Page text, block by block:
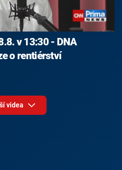
v 13:30 - DNA
o rentiérství
videa